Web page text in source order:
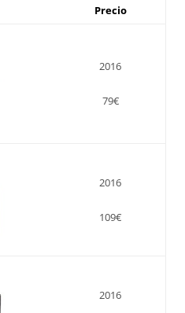
Precio
2016
79€
2016
109€
2016